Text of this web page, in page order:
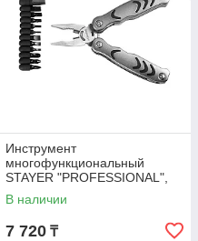
Инструмент
многофункциональный
STAYER "PROFESSIONAL",
силовая модель, с битами,
"12 в 1" (22852_z01)
В наличии
7 720 ₸